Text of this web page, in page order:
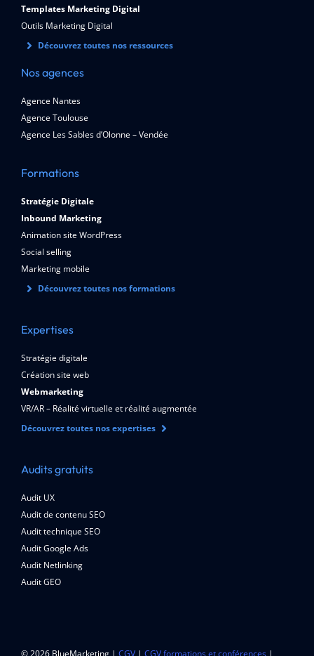
Templates Marketing Digital
Outils Marketing Digital
Découvrez toutes nos ressources
Nos agences
Agence Nantes
Agence Toulouse
Agence Les Sables d’Olonne – Vendée
Formations
Stratégie Digitale
Inbound Marketing
Animation site WordPress
Social selling
Marketing mobile
Découvrez toutes nos formations
Expertises
Stratégie digitale
Création site web
Webmarketing
VR/AR – Réalité virtuelle et réalité augmentée
Découvrez toutes nos expertises
Audits gratuits
Audit UX
Audit de contenu SEO
Audit technique SEO
Audit Google Ads
Audit Netlinking
Audit GEO
© 2026 BlueMarketing | CGV| CGV formations et conférences|